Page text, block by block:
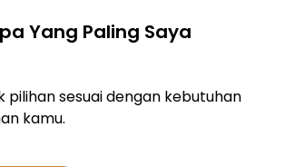
Yang Paling Saya
pilihan sesuai dengan kebutuhan
kamu.